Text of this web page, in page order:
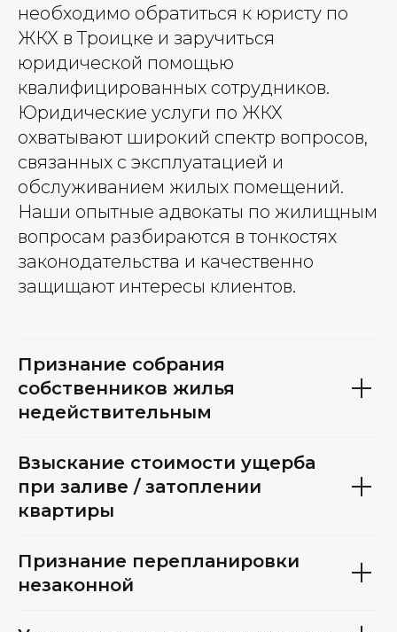
необходимо обратиться к юристу по
ЖКХ в Троицке и заручиться
юридической помощью
квалифицированных сотрудников.
Юридические услуги по ЖКХ
охватывают широкий спектр вопросов,
связанных с эксплуатацией и
обслуживанием жилых помещений.
Наши опытные адвокаты по жилищным
вопросам разбираются в тонкостях
законодательства и качественно
защищают интересы клиентов.
Признание собрания
собственников жилья
недействительным
Взыскание стоимости ущерба
при заливе / затоплении
квартиры
Признание перепланировки
незаконной